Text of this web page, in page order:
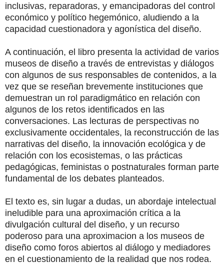
inclusivas, reparadoras, y emancipadoras del control
económico y político hegemónico, aludiendo a la
capacidad cuestionadora y agonística del diseño.
A continuación, el libro presenta la actividad de varios
museos de diseño a través de entrevistas y diálogos
con algunos de sus responsables de contenidos, a la
vez que se reseñan brevemente instituciones que
demuestran un rol paradigmático en relación con
algunos de los retos identificados en las
conversaciones. Las lecturas de perspectivas no
exclusivamente occidentales, la reconstrucción de las
narrativas del diseño, la innovación ecológica y de
relación con los ecosistemas, o las prácticas
pedagógicas, feministas o postnaturales forman parte
fundamental de los debates planteados.
El texto es, sin lugar a dudas, un abordaje intelectual
ineludible para una aproximación crítica a la
divulgación cultural del diseño, y un recurso
poderoso para una aproximacion a los museos de
diseño como foros abiertos al diálogo y mediadores
en el cuestionamiento de la realidad que nos rodea.